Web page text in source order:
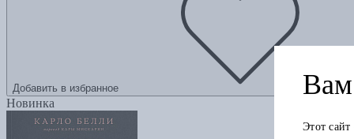
Добавить в избранное
Новинка
Вам
Этот сайт